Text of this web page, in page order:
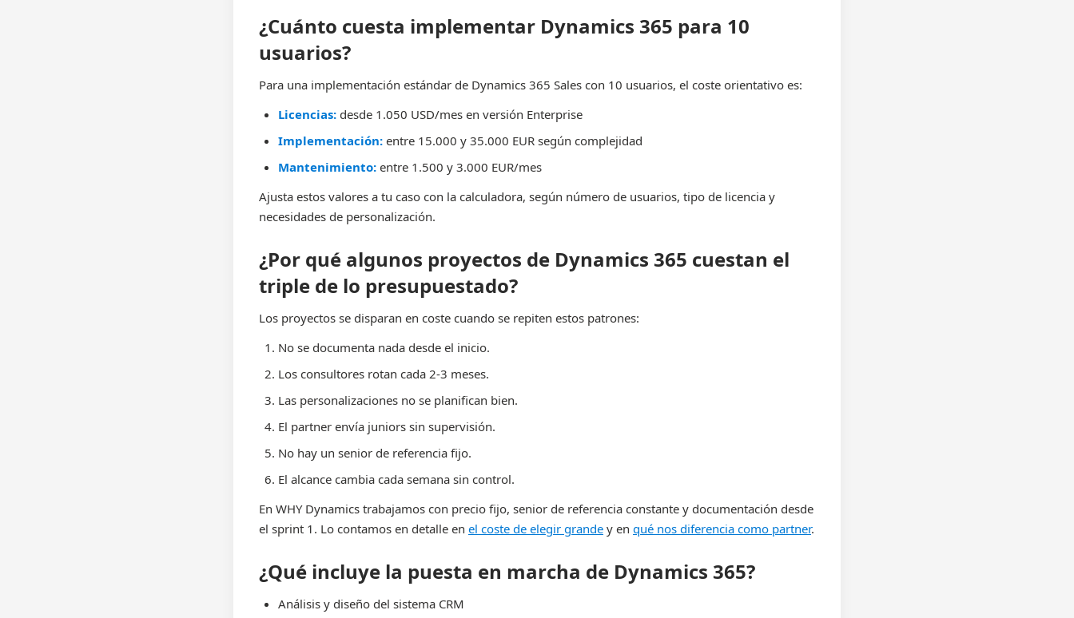
¿Cuánto cuesta implementar Dynamics 365 para 10
usuarios?
Para una implementación estándar de Dynamics 365 Sales con 10 usuarios, el coste orientativo es:
Licencias: desde 1.050 USD/mes en versión Enterprise
Implementación: entre 15.000 y 35.000 EUR según complejidad
Mantenimiento: entre 1.500 y 3.000 EUR/mes
Ajusta estos valores a tu caso con la calculadora, según número de usuarios, tipo de licencia y
necesidades de personalización.
¿Por qué algunos proyectos de Dynamics 365 cuestan el
triple de lo presupuestado?
Los proyectos se disparan en coste cuando se repiten estos patrones:
No se documenta nada desde el inicio.
Los consultores rotan cada 2-3 meses.
Las personalizaciones no se planifican bien.
El partner envía juniors sin supervisión.
No hay un senior de referencia fijo.
El alcance cambia cada semana sin control.
En WHY Dynamics trabajamos con precio fijo, senior de referencia constante y documentación desde
el sprint 1. Lo contamos en detalle en el coste de elegir grande y en qué nos diferencia como partner.
¿Qué incluye la puesta en marcha de Dynamics 365?
Análisis y diseño del sistema CRM